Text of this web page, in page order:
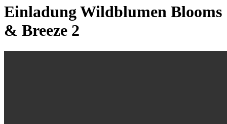
Einladung Wildblumen Blooms
& Breeze 2